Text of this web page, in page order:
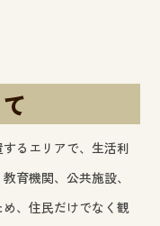
るエリアで、生活利
育機関、公共施設、
、住民だけでなく観